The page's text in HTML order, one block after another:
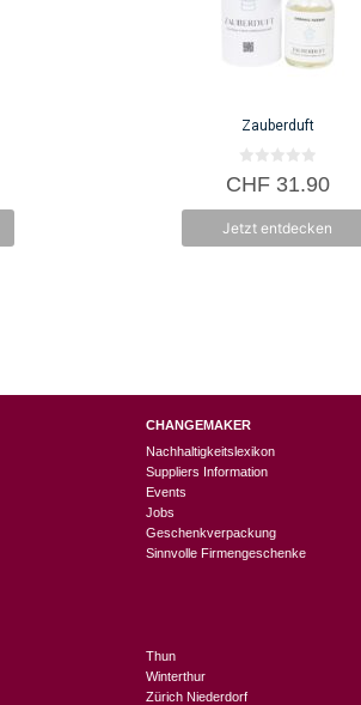
Zauberduft
0
v
5
CHF31.90
Jetzt entdecken
CHANGEMAKER
Nachhaltigkeitslexikon
Suppliers Information
Events
Jobs
Geschenkverpackung
Sinnvolle Firmengeschenke
Thun
Winterthur
Zürich Niederdorf